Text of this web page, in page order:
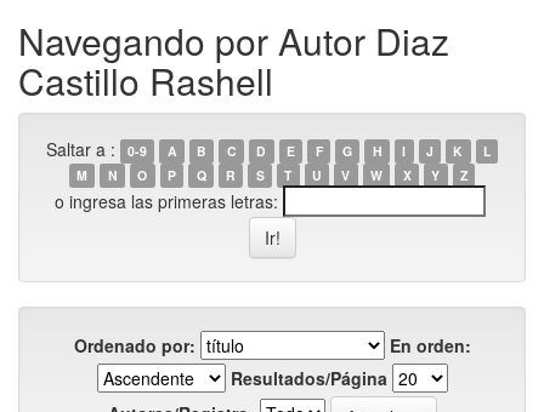
Navegando por Autor Diaz
Castillo Rashell
Saltar a : 0-9 A B C D E F G H I J K
L
M
N O P Q R S T U V W X Y Z
o ingresa las primeras letras:
Ordenado por:
En orden:
Resultados/Página